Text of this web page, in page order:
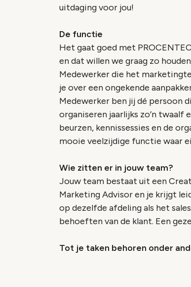
uitdaging voor jou!
De functie
Het gaat goed met
en dat willen we graag zo
Medewerker die het
je over een ongekende
Medewerker ben jij dé persoon
organiseren jaarlijks zo’n twaalf
beurzen, kennissessies en de
mooie veelzijdige functie waar
Wie zitten er in jouw team?
Jouw team bestaat uit een
Marketing Advisor en je krijgt
op dezelfde afdeling als het
behoeften van de klant. Een
Tot je taken behoren onder